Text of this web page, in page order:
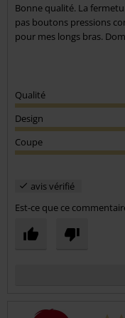
Envoyer le
Bonne qualité. La
pas boutons pressions
pour mes longs bras.
Qualité
Design
Coupe
avis vérifié
Est-ce que ce